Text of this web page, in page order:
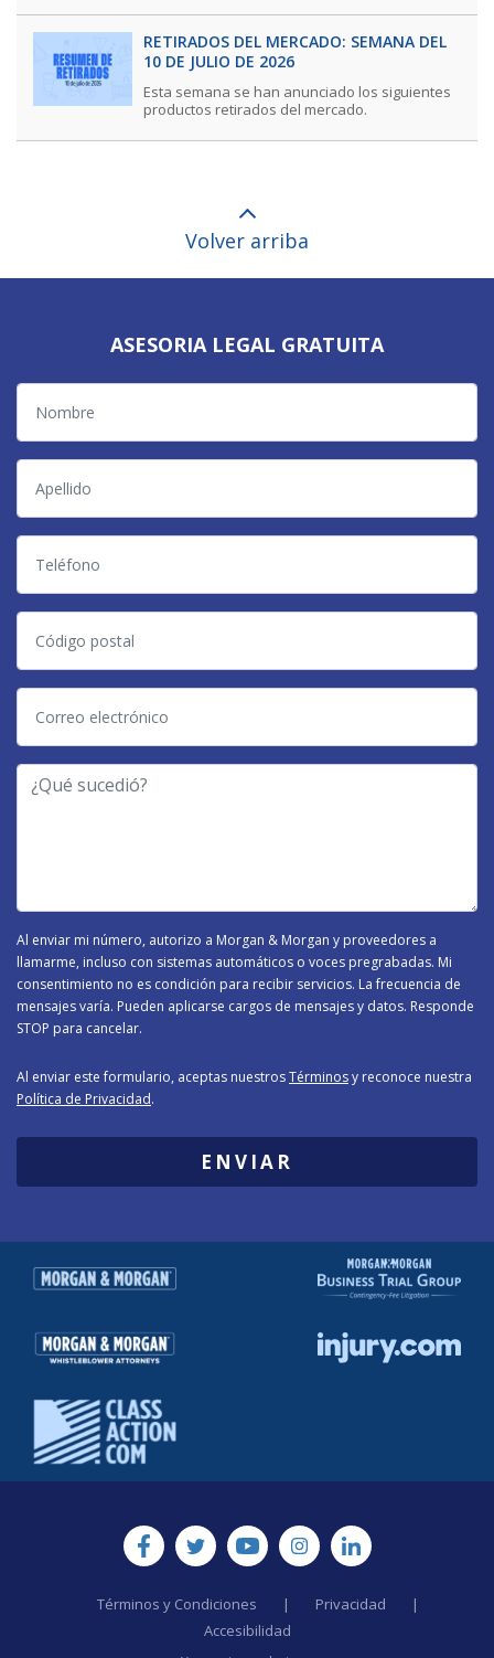
RETIRADOS DEL MERCADO: SEMANA DEL
10 DE JULIO DE 2026
Esta semana se han anunciado los siguientes
productos retirados del mercado.
Volver arriba
ASESORIA LEGAL GRATUITA
postal
electrónico
¿Qué
Al enviar mi número, autorizo a Morgan & Morgan y proveedores a
llamarme, incluso con sistemas automáticos o voces pregrabadas. Mi
consentimiento no es condición para recibir servicios. La frecuencia de
mensajes varía. Pueden aplicarse cargos de mensajes y datos. Responde
STOP para cancelar.
Al enviar este formulario, aceptas nuestrosTérminosy reconoce nuestra
Política de Privacidad.
Términos y Condiciones | Privacidad
|
Accesibilidad